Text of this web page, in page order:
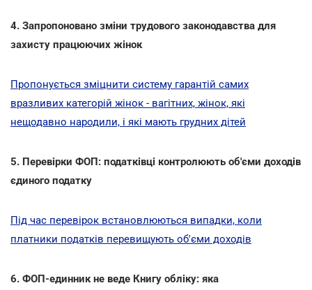
4. Запропоновано зміни трудового законодавства для
захисту працюючих жінок
Пропонується зміцнити систему гарантій самих
вразливих категорій жінок - вагітних, жінок, які
нещодавно народили, і які мають грудних дітей
5. Перевірки ФОП: податківці контролюють об'єми доходів
єдиного податку
Під час перевірок встановлюються випадки, коли
платники податків перевищують об'єми доходів
6. ФОП-единник не веде Книгу обліку: яка